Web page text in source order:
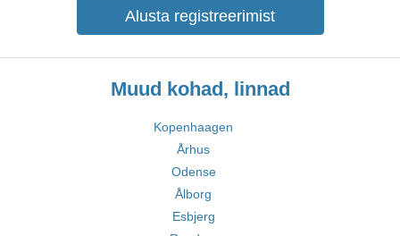
Alusta registreerimist
Muud kohad, linnad
Kopenhaagen
Århus
Odense
Ålborg
Esbjerg